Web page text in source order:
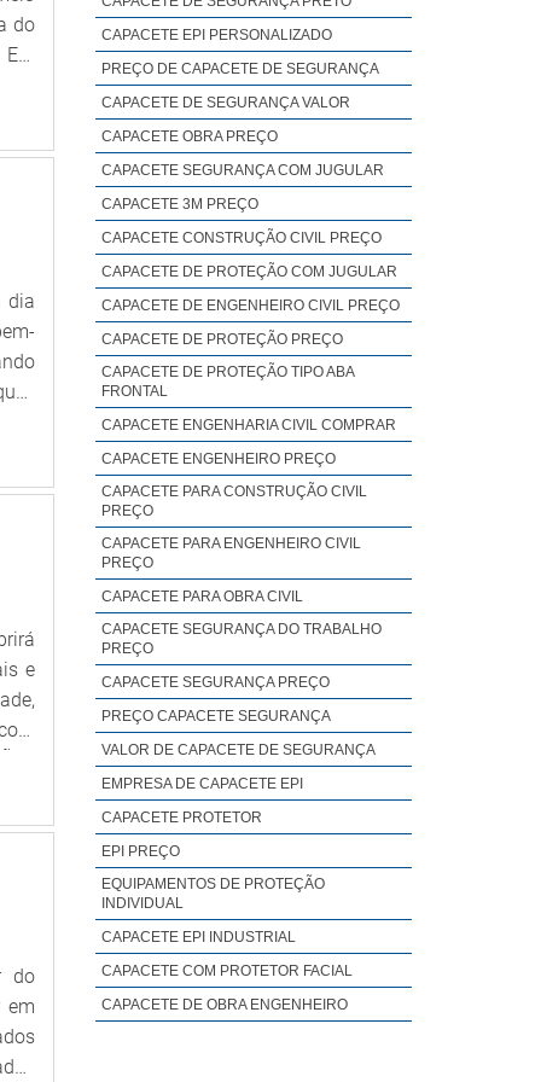
do
ao
e
de
de
dia
e
e
de
o
é
do
em
CAPACETE EPI PERSONALIZADO
PREÇO DE CAPACETE DE SEGURANÇA
CAPACETE DE SEGURANÇA VALOR
CAPACETE OBRA PREÇO
CAPACETE SEGURANÇA COM JUGULAR
CAPACETE 3M PREÇO
CAPACETE CONSTRUÇÃO CIVIL PREÇO
CAPACETE DE PROTEÇÃO COM JUGULAR
CAPACETE DE ENGENHEIRO CIVIL PREÇO
CAPACETE DE PROTEÇÃO PREÇO
CAPACETE DE PROTEÇÃO TIPO ABA
FRONTAL
CAPACETE ENGENHARIA CIVIL COMPRAR
CAPACETE ENGENHEIRO PREÇO
CAPACETE PARA CONSTRUÇÃO CIVIL
PREÇO
CAPACETE PARA ENGENHEIRO CIVIL
PREÇO
CAPACETE PARA OBRA CIVIL
CAPACETE SEGURANÇA DO TRABALHO
PREÇO
CAPACETE SEGURANÇA PREÇO
PREÇO CAPACETE SEGURANÇA
VALOR DE CAPACETE DE SEGURANÇA
EMPRESA DE CAPACETE EPI
CAPACETE PROTETOR
EPI PREÇO
EQUIPAMENTOS DE PROTEÇÃO
INDIVIDUAL
CAPACETE EPI INDUSTRIAL
CAPACETE COM PROTETOR FACIAL
CAPACETE DE OBRA ENGENHEIRO